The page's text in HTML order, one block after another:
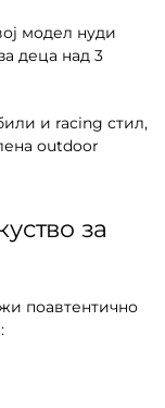
модел нуди
деца над 3
и racing стил,
outdoor
за
поавтентично